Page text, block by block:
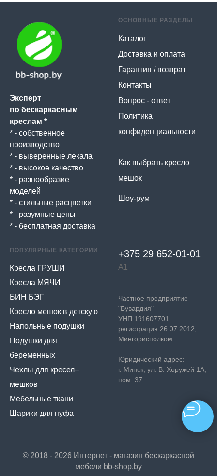
Эксперт
по бескаркасным
креслам *
* - собственное
производство
* - выверенные лекала
* - высокое качество
* - разнообразие
моделей
* - стильные расцветки
* - разумные цены
* - бесплатная доставка
ОСНОВНЫЕ РАЗДЕЛЫ
Каталог
Доставка и оплата
Гарантия / возврат
Контакты
Вопрос - ответ
Политика
конфиденциальности
Как выбрать кресло
мешок
Шоу-рум
ПОПУЛЯРНЫЕ КАТЕГОРИИ
Кресла ГРУШИ
Кресла МЯЧИ
БИН БЭГ
Кресло мешок в детскую
Напольные подушки
Подушки для
беременных
Чехлы для кресел–
мешков
Мебельные ткани
Шарики для пуфа
+375 29 652-01-01
А1
Частное предприятие
"Бувардия"
УНП 191607701,
регистрация 26.07.2012,
Мингорисполком
Юридический адрес:
г. Минск, ул. В. Хоружей 1А,
пом. 37
© 2018 - 2026 Интернет - магазин бескаркасной
мебели bb-shop.by